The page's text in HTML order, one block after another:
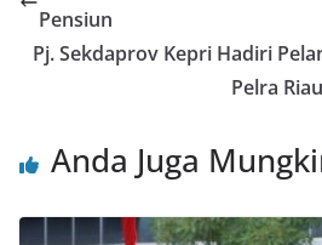
Pensiun
Pj. Sekdaprov Kepri Hadiri
Pelra
Anda Juga